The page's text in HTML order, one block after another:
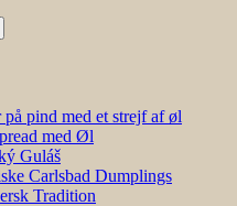
pind med et strejf af øl
med Øl
Guláš
Carlsbad Dumplings
Tradition